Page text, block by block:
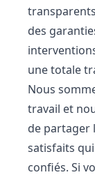
des
une totale
Nous
travail et
de partager
satisfaits
confiés. Si